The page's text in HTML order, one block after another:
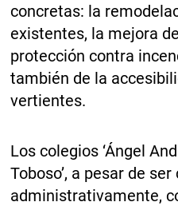
concretas: la
existentes, la mejora
protección contra
también de la
vertientes.
Los colegios ‘Ángel
Toboso’, a pesar de
administrativamente,